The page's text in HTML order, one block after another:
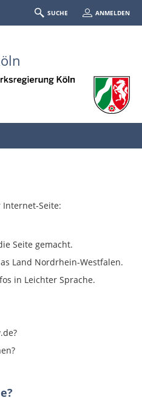
SUCHE ANMELDEN
Seite:
Seite gemacht.
Land Nordrhein-Westfalen.
in Leichter Sprache.